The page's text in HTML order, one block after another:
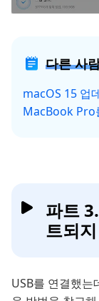
다른 사
macOS 15 업
MacBook Pro
파트
트되
USB를 연결했